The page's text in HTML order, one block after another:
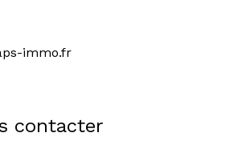
immo.fr
contacter